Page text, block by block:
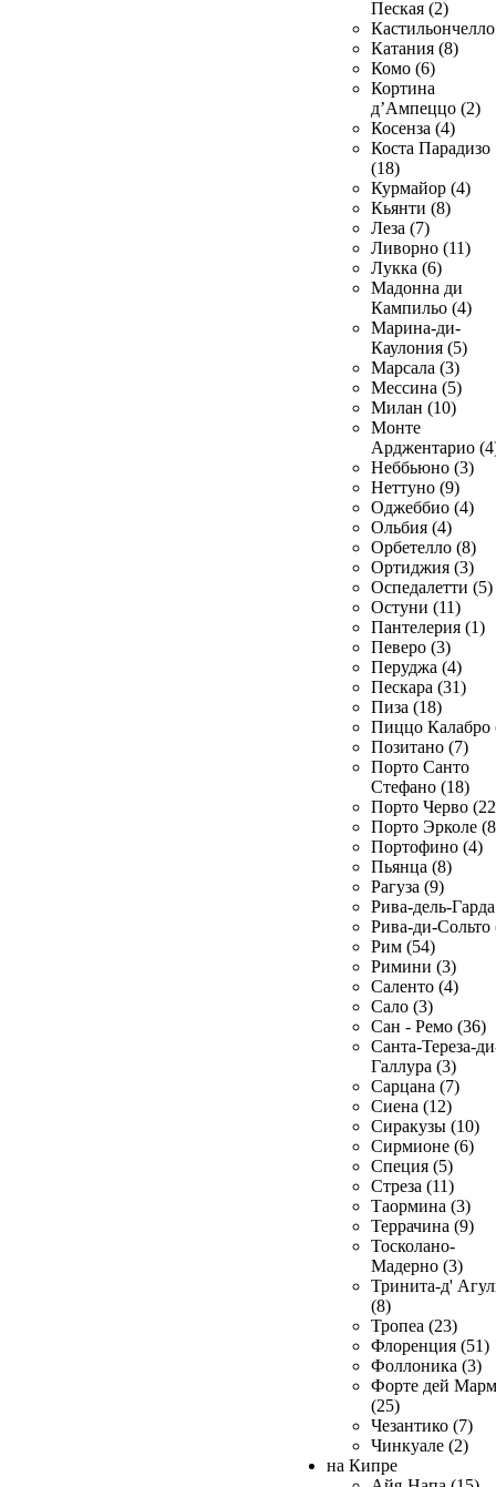
Пеская (2)
Катания (8)
Комо (6)
Кортина
д’Ампеццо (2)
Косенза (4)
Коста Парадизо
(18)
Курмайор (4)
Кьянти (8)
Леза (7)
Ливорно (11)
Лукка (6)
Мадонна ди
Кампильо (4)
Марина-ди-
Каулония (5)
Марсала (3)
Мессина (5)
Милан (10)
Монте
Арджентарио
Неббьюно (3)
Неттуно (9)
Оджеббио (4)
Ольбия (4)
Орбетелло (8)
Ортиджия (3)
Оспедалетти (5)
Остуни (11)
Пантелерия (1)
Певеро (3)
Перуджа (4)
Пескара (31)
Пиза (18)
Пиццо Калабро
Позитано (7)
Порто Санто
Стефано (18)
Порто Черво
Порто Эрколе
Портофино (4)
Пьянца (8)
Рагуза (9)
Рива-дель-
Рива-ди-Сольто
Рим (54)
Римини (3)
Саленто (4)
Сало (3)
Сан - Ремо (36)
Санта-Тереза-
Галлура (3)
Сарцана (7)
Сиена (12)
Сиракузы (10)
Сирмионе (6)
Специя (5)
Стреза (11)
Таормина (3)
Террачина (9)
Тосколано-
Мадерно (3)
Тринита-д'
(8)
Тропеа (23)
Флоренция (51)
Фоллоника (3)
Форте дей
(25)
Чезантико (7)
Чинкуале (2)
на Кипре